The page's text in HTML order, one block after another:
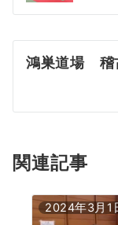
ナ
ビ
ゲ
ョ
ン
鴻巣道場 稽
関連記事
2024年3月1